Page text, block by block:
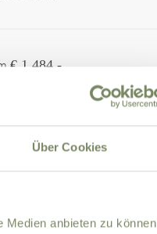
Über Cookies
Medien anbieten zu können
€ 1.484,-
€ 1.687,-